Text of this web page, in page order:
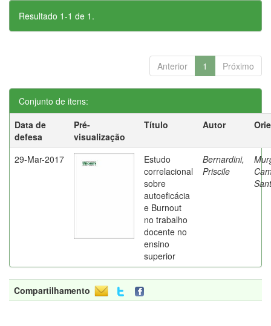
Resultado 1-1 de 1.
Anterior 1 Próximo
Conjunto de itens:
Data de
defesa
Pré-
visualização
Título Autor
29-Mar-2017
Estudo
correlacional
sobre
autoeficácia
e Burnout
no trabalho
docente no
ensino
superior
Bernardini,
Priscile
Compartilhamento